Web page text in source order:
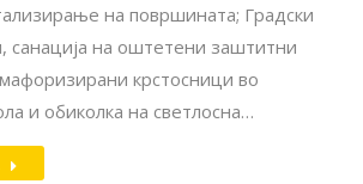
на површината; Градски
санација на оштетени заштитни
крстосници во
и обиколка на светлосна…